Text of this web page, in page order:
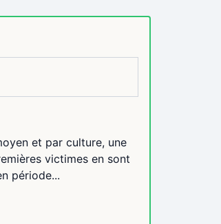
et par culture, une
victimes en sont
période...